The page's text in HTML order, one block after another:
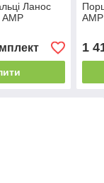
Ланос
AMP
1